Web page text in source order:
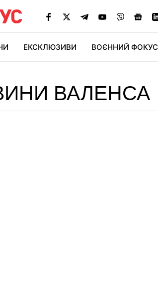
ЕКСКЛЮЗИВИ ВОЄННИЙ ФОКУС
ВАЛЕНСА